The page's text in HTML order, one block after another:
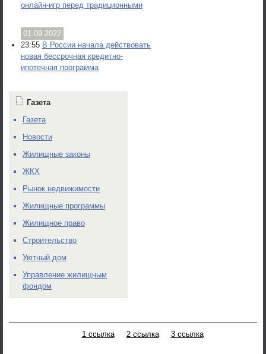
онлайн-игр перед традиционными
01.09.2022
23:55 В России начала действовать
новая бессрочная кредитно-
ипотечная программа
Газета
Газета
Новости
Жилищные законы
ЖКХ
Рынок недвижимости
Жилищные программы
Жилищное право
Строительство
Уютный дом
Управление жилищным
фондом
1 ссылка 2 ссылка 3 ссылка